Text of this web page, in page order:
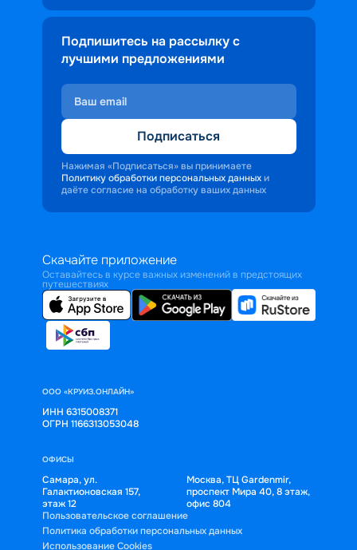
Подпишитесь на рассылку с
лучшими предложениями
Подписаться
Нажимая «Подписаться» вы принимаете
Политику обработки персональных данных и
даёте согласие на обработку ваших данных
Скачайте приложение
Оставайтесь в курсе важных изменений в предстоящих
путешествиях
ООО «КРУИЗ.ОНЛАЙН»
ИНН 6315008371
ОГРН 1166313053048
ОФИСЫ
Самара, ул.
Галактионовская 157,
этаж 12
Москва, ТЦ Gardenmir,
проспект Мира 40, 8 этаж,
офис 804
Пользовательское соглашение
Политика обработки персональных данных
Использование Cookies